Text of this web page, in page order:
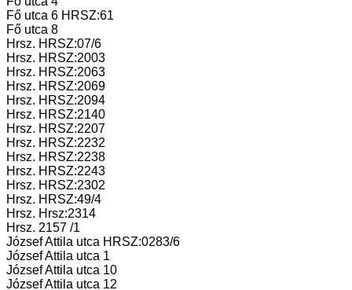
Fő utca 6 HRSZ:61
Fő utca 8
Hrsz. HRSZ:07/6
Hrsz. HRSZ:2003
Hrsz. HRSZ:2063
Hrsz. HRSZ:2069
Hrsz. HRSZ:2094
Hrsz. HRSZ:2140
Hrsz. HRSZ:2207
Hrsz. HRSZ:2232
Hrsz. HRSZ:2238
Hrsz. HRSZ:2243
Hrsz. HRSZ:2302
Hrsz. HRSZ:49/4
Hrsz. Hrsz:2314
Hrsz. 2157 /1
József Attila utca HRSZ:0283/6
József Attila utca 1
József Attila utca 10
József Attila utca 12